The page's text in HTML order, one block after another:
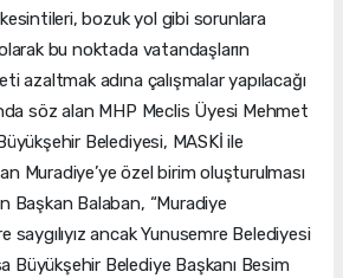
bozuk yol gibi sorunlara
bu noktada vatandaşların
azaltmak adına çalışmalar yapılacağı
söz alan MHP Meclis Üyesi Mehmet
Büyükşehir Belediyesi, MASKİ ile
Muradiye’ye özel birim oluşturulması
Başkan Balaban, “Muradiye
saygılıyız ancak Yunusemre Belediyesi
Büyükşehir Belediye Başkanı Besim